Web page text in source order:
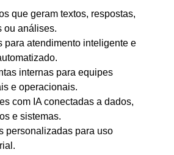
que geram textos, respostas,
ou análises.
para atendimento inteligente e
internas para equipes
e operacionais.
com IA conectadas a dados,
e sistemas.
personalizadas para uso